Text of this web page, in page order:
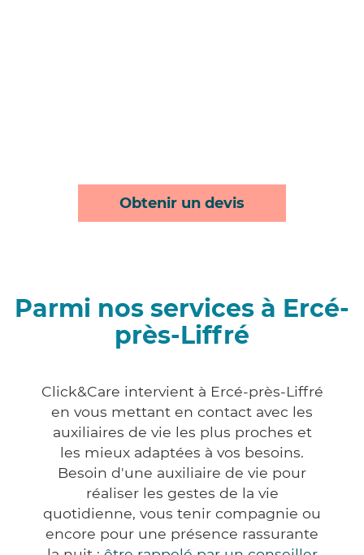
Obtenir un devis
Parmi nos services à Ercé-
près-Liffré
Click&Care intervient à Ercé-près-Liffré
en vous mettant en contact avec les
auxiliaires de vie les plus proches et
les mieux adaptées à vos besoins.
Besoin d'une auxiliaire de vie pour
réaliser les gestes de la vie
quotidienne, vous tenir compagnie ou
encore pour une présence rassurante